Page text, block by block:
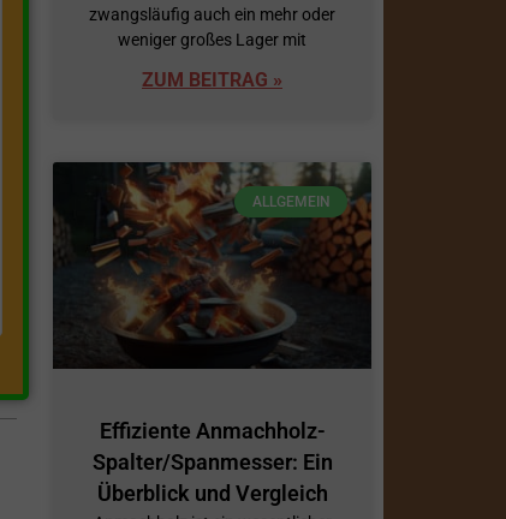
zwangsläufig auch ein mehr oder
weniger großes Lager mit
ZUM BEITRAG »
ALLGEMEIN
Effiziente Anmachholz-
Spalter/Spanmesser: Ein
Überblick und Vergleich